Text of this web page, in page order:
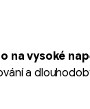
na vysoké
a